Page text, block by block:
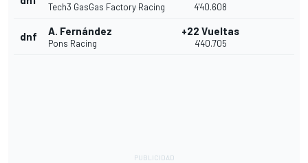
Tech3 GasGas Factory Racing 4'40.608
dnf A. Fernández
Pons Racing
+22 Vueltas
4'40.705